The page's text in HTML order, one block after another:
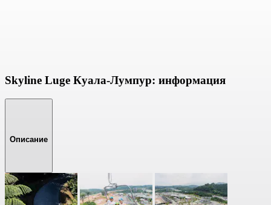
Skyline Luge Куала-Лумпур: информация
Описание